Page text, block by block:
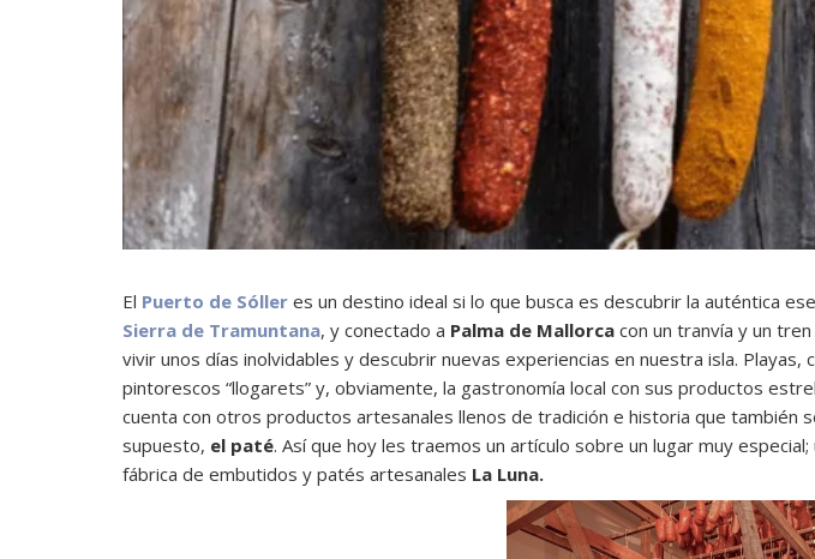
El Puerto de Sóller es un destino ideal si lo que busca es descubrir la auténtica
Sierra de Tramuntana, y conectado a Palma de Mallorca con un tranvía y un
vivir unos días inolvidables y descubrir nuevas experiencias en nuestra isla.
pintorescos “llogarets” y, obviamente, la gastronomía local con sus productos
cuenta con otros productos artesanales llenos de tradición e historia que también
supuesto, el paté. Así que hoy les traemos un artículo sobre un lugar muy
fábrica de embutidos y patés artesanales La Luna.